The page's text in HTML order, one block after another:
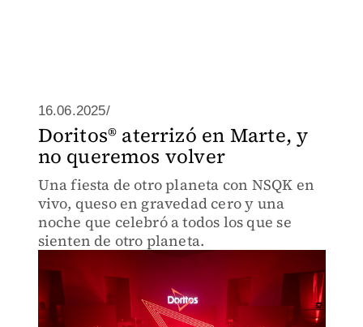
16.06.2025/
Doritos® aterrizó en Marte, y
no queremos volver
Una fiesta de otro planeta con NSQK en
vivo, queso en gravedad cero y una
noche que celebró a todos los que se
sienten de otro planeta.